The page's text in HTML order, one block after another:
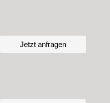
Jetzt anfragen